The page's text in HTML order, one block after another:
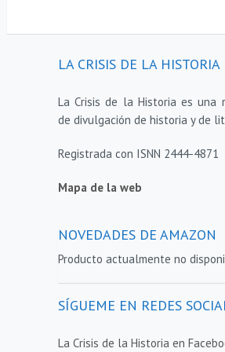
LA CRISIS DE LA HISTORIA
La Crisis de la Historia es una
de divulgación de historia y de
Registrada con ISNN 2444-4871
Mapa de la web
NOVEDADES DE AMAZON
Producto actualmente no
SÍGUEME EN REDES
La Crisis de la Historia en